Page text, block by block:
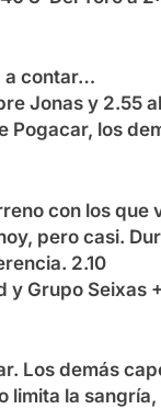
a contar…
Jonas y 2.55
Pogacar, los
con los que
pero casi.
2.10
Grupo Seixas
Los demás
limita la